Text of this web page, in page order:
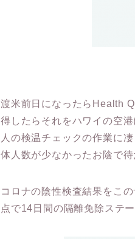
渡米前日になったらHealth
得したらそれをハワイの空
人の検温チェックの作業に
体人数が少なかったお陰で
コロナの陰性検査結果をこ
点で14日間の隔離免除ステ